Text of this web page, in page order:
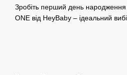
Зробіть перший день
ONE від HeyBaby – ідеальний